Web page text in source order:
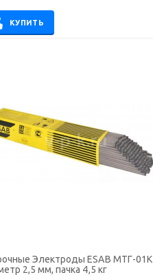
КУПИТЬ
Электроды ESAB МТГ-01К
2,5 мм, пачка 4,5 кг